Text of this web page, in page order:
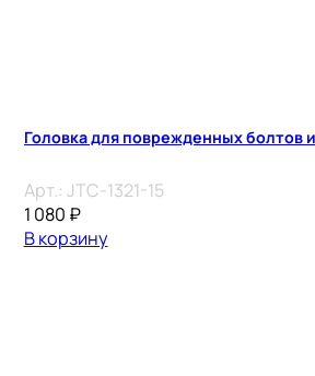
Головка для поврежденных болтов и
Арт.: JTC-1321-15
1 080 ₽
В корзину